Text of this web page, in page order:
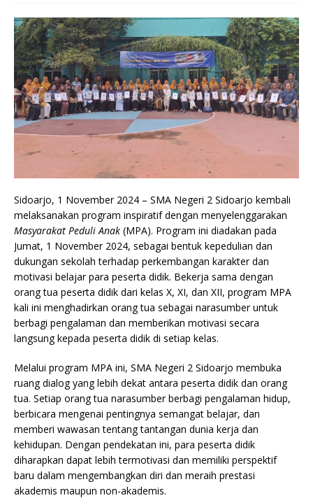
Sidoarjo, 1 November 2024 – SMA Negeri 2 Sidoarjo kembali
melaksanakan program inspiratif dengan menyelenggarakan
Masyarakat Peduli Anak (MPA). Program ini diadakan pada
Jumat, 1 November 2024, sebagai bentuk kepedulian dan
dukungan sekolah terhadap perkembangan karakter dan
motivasi belajar para peserta didik. Bekerja sama dengan
orang tua peserta didik dari kelas X, XI, dan XII, program MPA
kali ini menghadirkan orang tua sebagai narasumber untuk
berbagi pengalaman dan memberikan motivasi secara
langsung kepada peserta didik di setiap kelas.
Melalui program MPA ini, SMA Negeri 2 Sidoarjo membuka
ruang dialog yang lebih dekat antara peserta didik dan orang
tua. Setiap orang tua narasumber berbagi pengalaman hidup,
berbicara mengenai pentingnya semangat belajar, dan
memberi wawasan tentang tantangan dunia kerja dan
kehidupan. Dengan pendekatan ini, para peserta didik
diharapkan dapat lebih termotivasi dan memiliki perspektif
baru dalam mengembangkan diri dan meraih prestasi
akademis maupun non-akademis.